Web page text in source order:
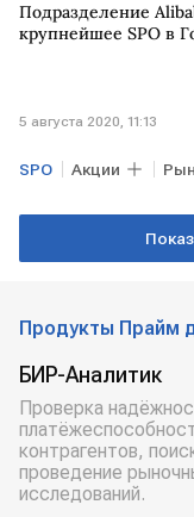
Подразделение
крупнейшее SPO в
5 августа 2020, 11:13
SPO Акции
Alibaba
Продукты Прайм
БИР-Аналитик
Проверка
контрагентов,
проведение
исследований.